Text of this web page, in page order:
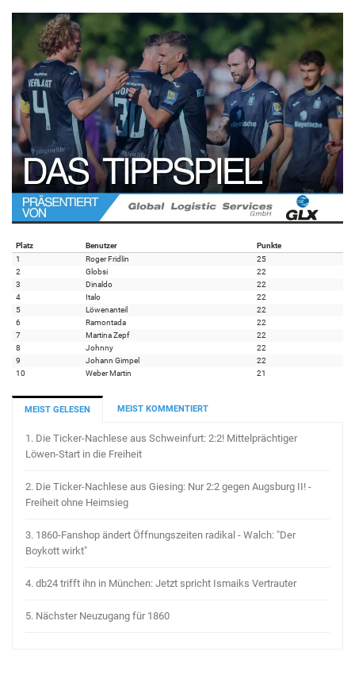
Platz Benutzer
Punkte
1
Roger Fridlin
25
2
Globsi
22
3
Dinaldo
22
4
Italo
22
5
Löwenanteil
22
6
Ramontada
22
7
Martina Zepf
22
8
Johnny
22
9
Johann Gimpel
22
10
Weber Martin 21
MEIST GELESEN MEIST KOMMENTIERT
1. Die Ticker-Nachlese aus Schweinfurt: 2:2! Mittelprächtiger
Löwen-Start in die Freiheit
2. Die Ticker-Nachlese aus Giesing: Nur 2:2 gegen Augsburg II! -
Freiheit ohne Heimsieg
3. 1860-Fanshop ändert Öffnungszeiten radikal - Walch: "Der
Boykott wirkt"
4. db24 trifft ihn in München: Jetzt spricht Ismaiks Vertrauter
5. Nächster Neuzugang für 1860